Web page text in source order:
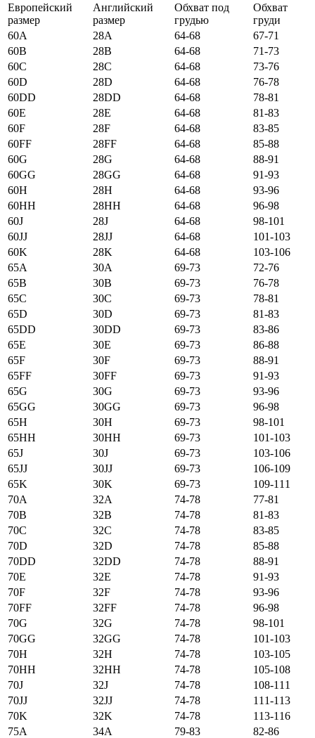
Европейский
размер
Английский
размер
Обхват под
грудью
Обхват
груди
60А
28А 64-68
67-71
60B
28B 64-68
71-73
60C
28C 64-68
73-76
60D
28D 64-68
76-78
60DD
28DD 64-68
78-81
60E
28E 64-68
81-83
60F
28F 64-68
83-85
60FF
28FF 64-68
85-88
60G
28G 64-68
88-91
60GG
28GG 64-68
91-93
60H
28H 64-68
93-96
60HH
28HH 64-68
96-98
60J
28J 64-68
98-101
60JJ
28JJ 64-68
101-103
60K
28K 64-68
103-106
65А
30А 69-73
72-76
65B
30B 69-73
76-78
65C
30C 69-73
78-81
65D
30D 69-73
81-83
65DD
30DD 69-73
83-86
65E
30E 69-73
86-88
65F
30F 69-73
88-91
65FF
30FF 69-73
91-93
65G
30G 69-73
93-96
65GG
30GG 69-73
96-98
65H
30H 69-73
98-101
65HH
30HH 69-73
101-103
65J
30J 69-73
103-106
65JJ
30JJ 69-73
106-109
65K
30K 69-73
109-111
70А
32А 74-78
77-81
70B
32B 74-78
81-83
70C
32C 74-78
83-85
70D
32D 74-78
85-88
70DD
32DD 74-78
88-91
70E
32E 74-78
91-93
70F
32F 74-78
93-96
70FF
32FF 74-78
96-98
70G
32G 74-78
98-101
70GG
32GG 74-78
101-103
70H
32H 74-78
103-105
70HH
32HH 74-78
105-108
70J
32J 74-78
108-111
70JJ
32JJ 74-78
111-113
70K
32K 74-78
113-116
75А
34А 79-83 82-86